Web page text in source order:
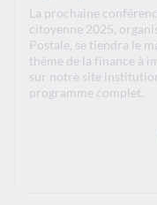
La prochaine
citoyenne 2025,
Postale, se tiendra le
thème de la finance à
sur notre site
programme complet.